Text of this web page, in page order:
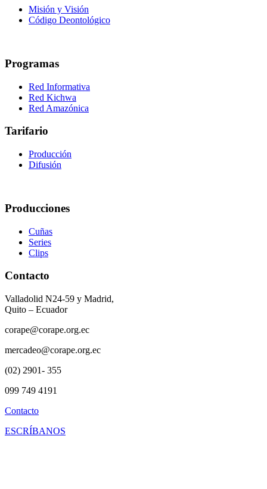
Misión y Visión
Código Deontológico
Programas
Red Informativa
Red Kichwa
Red Amazónica
Tarifario
Producción
Difusión
Producciones
Cuñas
Series
Clips
Contacto
Valladolid N24-59 y Madrid,
Quito – Ecuador
corape@corape.org.ec
mercadeo@corape.org.ec
(02) 2901- 355
099 749 4191
Contacto
ESCRÍBANOS